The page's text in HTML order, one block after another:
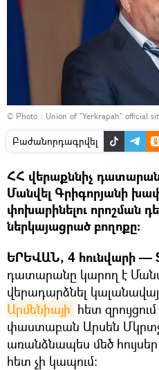
© Photo : Union of "Yerkrapah" official
Բաժանորդագրվել
ՀՀ վերաքննիչ
Մանվել Գրիգորյանի
փոխարինելու որոշման
ներկայացրած բողոքը։
ԵՐԵՎԱՆ, 4 հունվարի —
դատարանը կարող է
վերադարձնել
Արմենիայի հետ
փաստաբան Արսեն
առանձնապես մեծ
հետ չի կապում։